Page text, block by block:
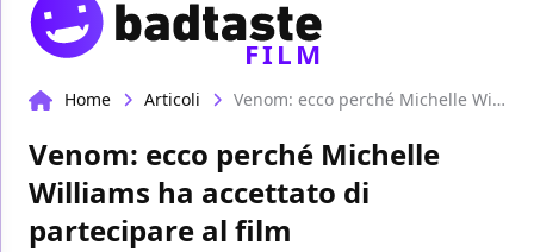
FILM
Home Articoli Venom: ecco perché Michelle Williams ha accettato di partecipare al film
Venom: ecco perché Michelle
Williams ha accettato di
partecipare al film